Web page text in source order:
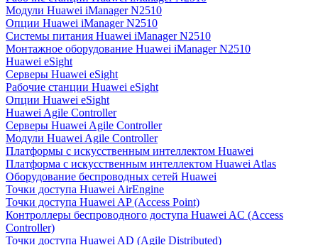
Модули Huawei iManager N2510
Опции Huawei iManager N2510
Системы питания Huawei iManager N2510
Монтажное оборудование Huawei iManager N2510
Huawei eSight
Серверы Huawei eSight
Рабочие станции Huawei eSight
Опции Huawei eSight
Huawei Agile Controller
Серверы Huawei Agile Controller
Модули Huawei Agile Controller
Платформы с искусственным интеллектом Huawei
Платформа с искусственным интеллектом Huawei Atlas
Оборудование беспроводных сетей Huawei
Точки доступа Huawei AirEngine
Точки доступа Huawei AP (Access Point)
Контроллеры беспроводного доступа Huawei AC (Access
Controller)
Точки доступа Huawei AD (Agile Distributed)